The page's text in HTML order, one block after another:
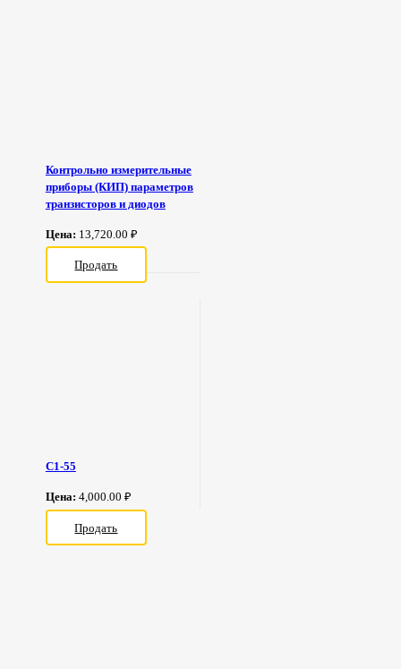
Контрольно измерительные
приборы (КИП) параметров
транзисторов и диодов
Цена: 13,720.00 ₽
Продать
С1-55
Цена: 4,000.00 ₽
Продать